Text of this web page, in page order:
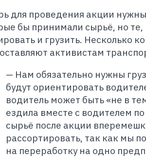
для проведения акции
бы принимали сырьё, но те,
и грузить. Несколько
активистам
— Нам обязательно нужны
будут ориентировать
водитель может быть «не в
ездила вместе с водителем
сырьё после акции
рассортировать, так как мы
на переработку на одно